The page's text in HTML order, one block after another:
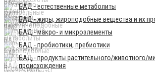
БАД - естественные метаболиты
БАД - жиры, жироподобные вещества и их
БАД - макро- и микроэлементы
БАД - пробиотики, пребиотики
БАД - продукты растительного/животного/
происхождения